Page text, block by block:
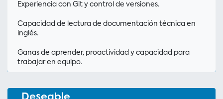
Experiencia con Git y control de versiones.
Capacidad de lectura de documentación técnica en
inglés.
Ganas de aprender, proactividad y capacidad para
trabajar en equipo.